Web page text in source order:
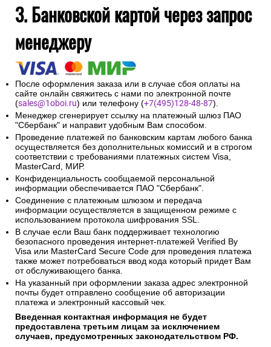
3. Банковской картой через запрос
менеджеру
После оформления заказа или в случае сбоя оплаты на
сайте онлайн свяжитесь с нами по электронной почте
(sales@1oboi.ru) или телефону (+7(495)128-48-87).
Менеджер сгенерирует ссылку на платежный шлюз ПАО
"Сбербанк" и направит удобным Вам способом.
Проведение платежей по банковским картам любого банка
осуществляется без дополнительных комиссий и в строгом
соответствии с требованиями платежных систем Visa,
MasterCard, МИР.
Конфиденциальность сообщаемой персональной
информации обеспечивается ПАО "Сбербанк".
Соединение с платежным шлюзом и передача
информации осуществляется в защищенном режиме с
использованием протокола шифрования SSL.
В случае если Ваш банк поддерживает технологию
безопасного проведения интернет-платежей Verified By
Visa или MasterCard Secure Code для проведения платежа
также может потребоваться ввод кода который придет Вам
от обслуживающего банка.
На указанный при оформлении заказа адрес электронной
почты будет отправлено сообщение об авторизации
платежа и электронный кассовый чек.
Введенная контактная информация не будет
предоставлена третьим лицам за исключением
случаев, предусмотренных законодательством РФ.